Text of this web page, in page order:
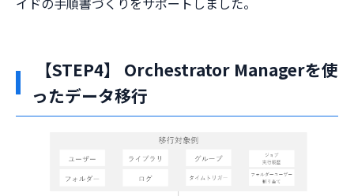
【STEP4】 Orchestrator Managerを使
ったデータ移行